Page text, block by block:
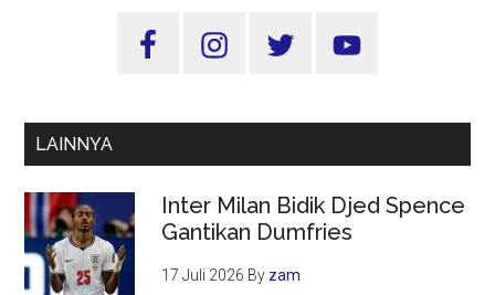
Pemohon
Kuota
Terus
Berlanjut
Sidebar
LAINNYA
Inter Milan Bidik Djed Spence
Gantikan Dumfries
17 Juli 2026 By zam